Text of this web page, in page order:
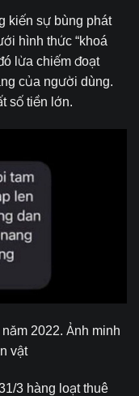
kiến sự bùng phát
hình thức “khoá
lừa chiếm đoạt
của người dùng.
số tiền lớn.
2022. Ảnh minh
vật
3 hàng loạt thuê